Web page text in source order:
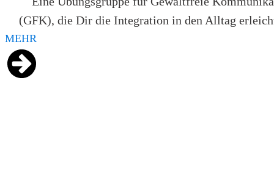
(GFK), die Dir die Integration in den Alltag
MEHR